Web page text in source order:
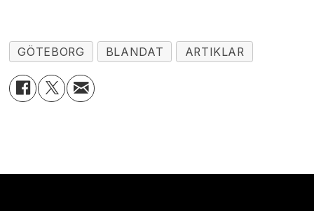
GÖTEBORG BLANDAT ARTIKLAR